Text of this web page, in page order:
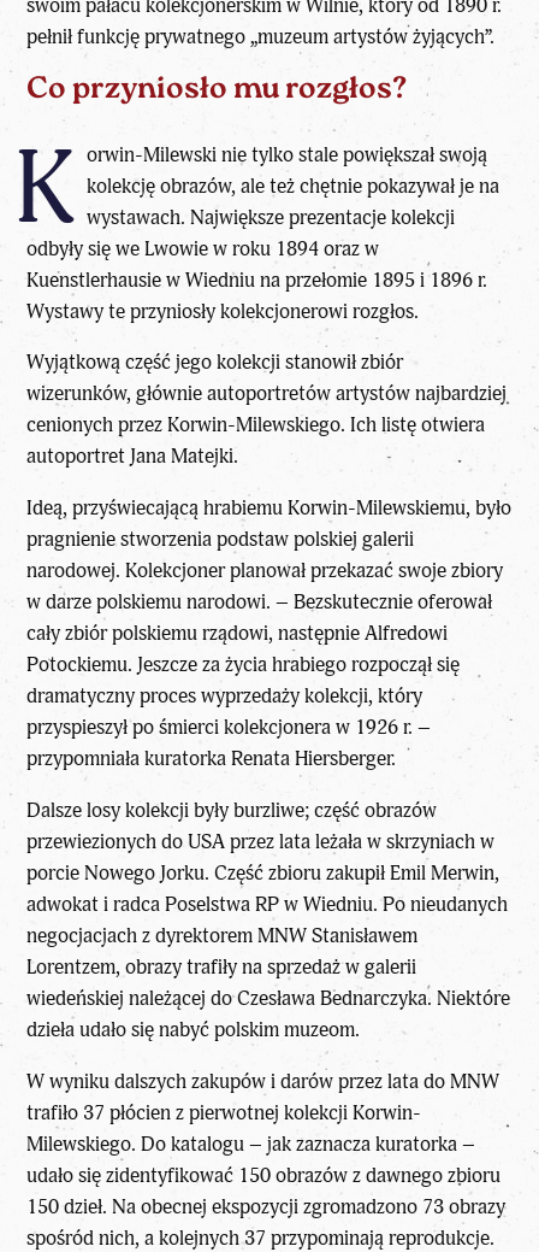
pełnił funkcję prywatnego „muzeum artystów żyjących”.
Co przyniosło mu rozgłos?
K orwin-Milewski nie tylko stale powiększał swoją
kolekcję obrazów, ale też chętnie pokazywał je na
wystawach. Największe prezentacje kolekcji
odbyły się we Lwowie w roku 1894 oraz w
Kuenstlerhausie w Wiedniu na przełomie 1895 i 1896 r.
Wystawy te przyniosły kolekcjonerowi rozgłos.
Wyjątkową część jego kolekcji stanowił zbiór
wizerunków, głównie autoportretów artystów najbardziej
cenionych przez Korwin-Milewskiego. Ich listę otwiera
autoportret Jana Matejki.
Ideą, przyświecającą hrabiemu Korwin-Milewskiemu, było
pragnienie stworzenia podstaw polskiej galerii
narodowej. Kolekcjoner planował przekazać swoje zbiory
w darze polskiemu narodowi. – Bezskutecznie oferował
cały zbiór polskiemu rządowi, następnie Alfredowi
Potockiemu. Jeszcze za życia hrabiego rozpoczął się
dramatyczny proces wyprzedaży kolekcji, który
przyspieszył po śmierci kolekcjonera w 1926 r. –
przypomniała kuratorka Renata Hiersberger.
Dalsze losy kolekcji były burzliwe; część obrazów
przewiezionych do USA przez lata leżała w skrzyniach w
porcie Nowego Jorku. Część zbioru zakupił Emil Merwin,
adwokat i radca Poselstwa RP w Wiedniu. Po nieudanych
negocjacjach z dyrektorem MNW Stanisławem
Lorentzem, obrazy trafiły na sprzedaż w galerii
wiedeńskiej należącej do Czesława Bednarczyka. Niektóre
dzieła udało się nabyć polskim muzeom.
W wyniku dalszych zakupów i darów przez lata do MNW
trafiło 37 płócien z pierwotnej kolekcji Korwin-
Milewskiego. Do katalogu – jak zaznacza kuratorka –
udało się zidentyfikować 150 obrazów z dawnego zbioru
150 dzieł. Na obecnej ekspozycji zgromadzono 73 obrazy
spośród nich, a kolejnych 37 przypominają reprodukcje.